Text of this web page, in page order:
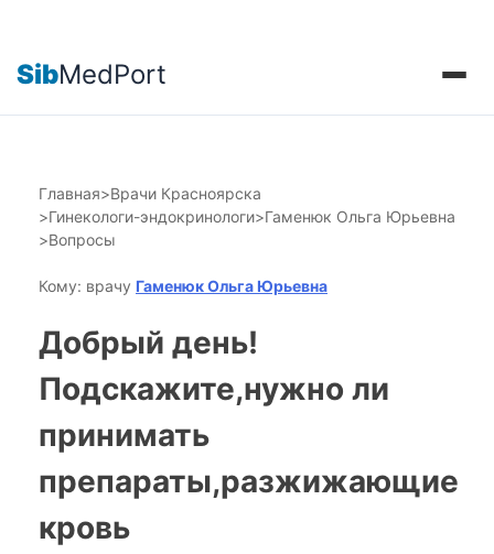
SibMedPort
Главная>Врачи Красноярска
>Гинекологи-эндокринологи>Гаменюк Ольга Юрьевна
>Вопросы
Кому: врачу Гаменюк Ольга Юрьевна
Добрый день!
Подскажите,нужно ли
принимать
препараты,разжижающие
кровь